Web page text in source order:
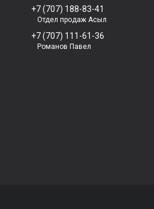
+7 (707) 188-83-41
Отдел продаж Асыл
+7 (707) 111-61-36
Романов Павел